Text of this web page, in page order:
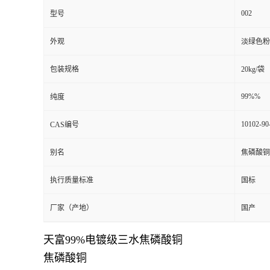
型号 002
外观 淡绿色
包装规格 20kg/袋
纯度 99%%
CAS编号 10102-
别名 焦磷酸铜
执行质量标准 国标
厂家（产地） 国产
天富99%电镀级三水焦磷酸铜
焦磷酸铜